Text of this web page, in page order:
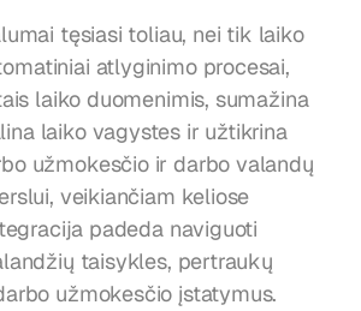
tęsiasi toliau, nei tik laiko
atlyginimo procesai,
laiko duomenimis, sumažina
laiko vagystes ir užtikrina
užmokesčio ir darbo valandų
veikiančiam keliose
padeda naviguoti
taisykles, pertraukų
užmokesčio įstatymus.